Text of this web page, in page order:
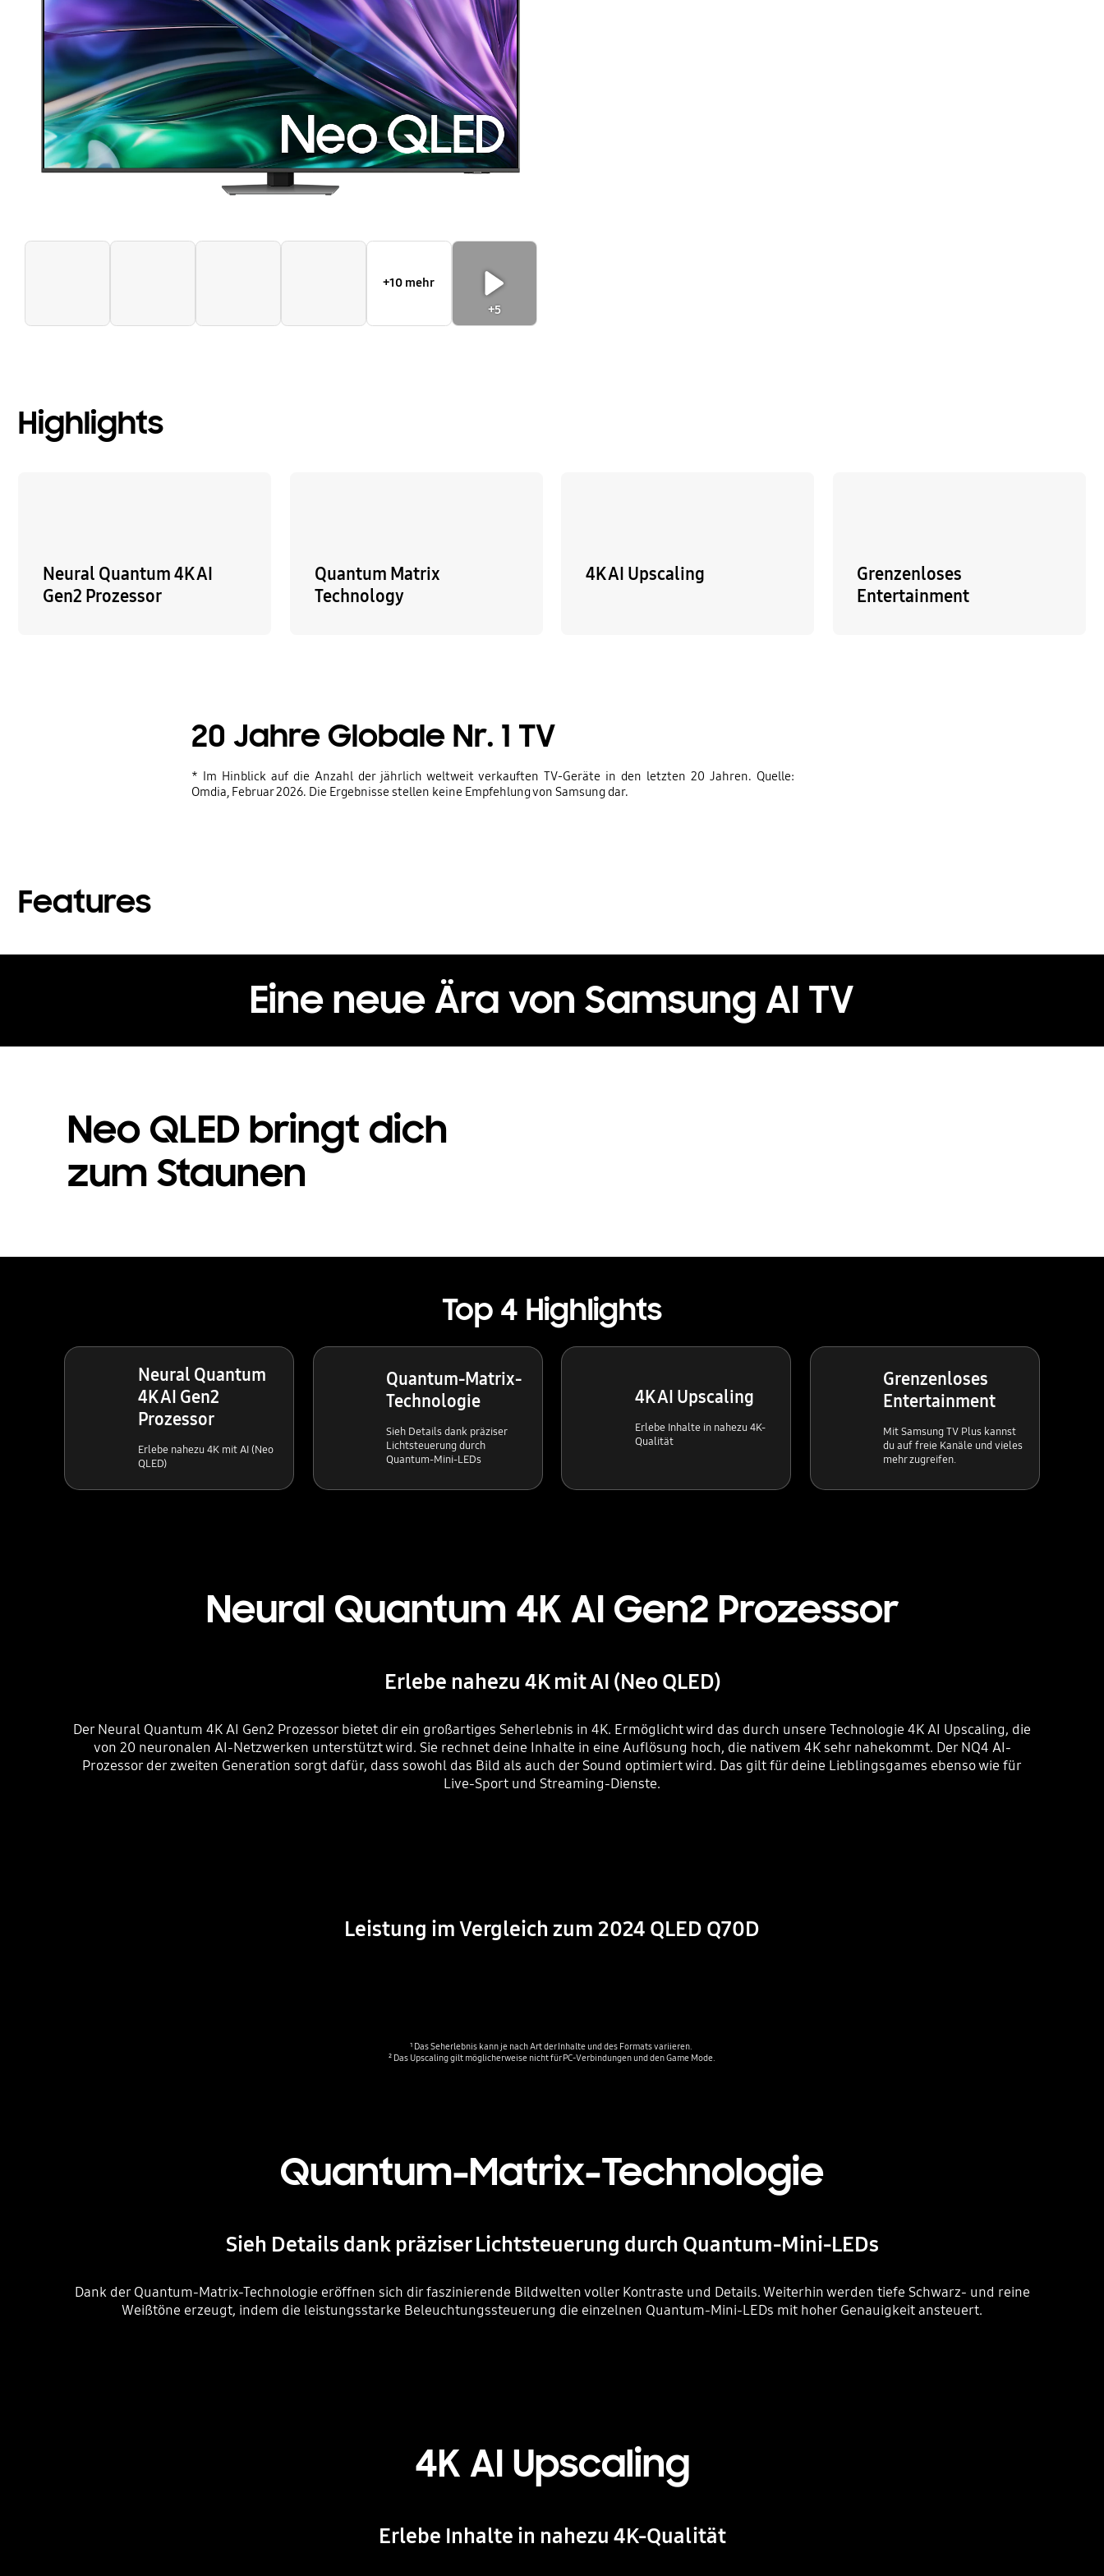
+10 mehr
+5
Highlights
Neural Quantum 4K AI
Gen2 Prozessor
Quantum Matrix
Technology
4K AI Upscaling
Grenzenloses
Entertainment
20 Jahre Globale Nr. 1 TV
* Im Hinblick auf die Anzahl der jährlich weltweit verkauften TV-Geräte in den letzten 20 Jahren. Quelle:
Omdia, Februar 2026. Die Ergebnisse stellen keine Empfehlung von Samsung dar.
Features
Eine neue Ära von Samsung AI TV
Neo QLED bringt dich
zum Staunen
Top 4 Highlights
Neural Quantum
4K AI Gen2
Prozessor
Erlebe nahezu 4K mit AI (Neo
QLED)
Quantum-Matrix-
Technologie
Sieh Details dank präziser
Lichtsteuerung durch
Quantum-Mini-LEDs
4K AI Upscaling
Erlebe Inhalte in nahezu 4K-
Qualität
Grenzenloses
Entertainment
Mit Samsung TV Plus kannst
du auf freie Kanäle und vieles
mehr zugreifen.
Neural Quantum 4K AI Gen2 Prozessor
Erlebe nahezu 4K mit AI (Neo QLED)
Der Neural Quantum 4K AI Gen2 Prozessor bietet dir ein großartiges Seherlebnis in 4K. Ermöglicht wird das durch unsere Technologie 4K AI Upscaling, die
von 20 neuronalen AI-Netzwerken unterstützt wird. Sie rechnet deine Inhalte in eine Auflösung hoch, die nativem 4K sehr nahekommt. Der NQ4 AI-
Prozessor der zweiten Generation sorgt dafür, dass sowohl das Bild als auch der Sound optimiert wird. Das gilt für deine Lieblingsgames ebenso wie für
Live-Sport und Streaming-Dienste.
Leistung im Vergleich zum 2024 QLED Q70D
¹ Das Seherlebnis kann je nach Art der Inhalte und des Formats variieren.
² Das Upscaling gilt möglicherweise nicht für PC-Verbindungen und den Game Mode.
Quantum-Matrix-Technologie
Sieh Details dank präziser Lichtsteuerung durch Quantum-Mini-LEDs
Dank der Quantum-Matrix-Technologie eröffnen sich dir faszinierende Bildwelten voller Kontraste und Details. Weiterhin werden tiefe Schwarz- und reine
Weißtöne erzeugt, indem die leistungsstarke Beleuchtungssteuerung die einzelnen Quantum-Mini-LEDs mit hoher Genauigkeit ansteuert.
4K AI Upscaling
Erlebe Inhalte in nahezu 4K-Qualität